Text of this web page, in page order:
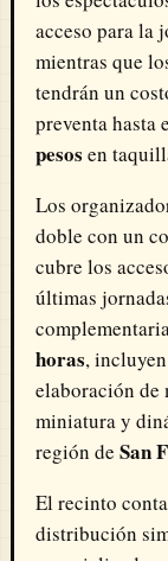
acceso para la
mientras que
tendrán un
preventa hasta
pesos en
Los
doble con un
cubre los
últimas
horas,
elaboración de
miniatura y
región de San
El recinto
distribución